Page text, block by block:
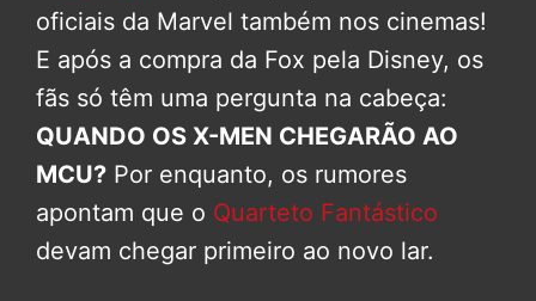
oficiais da Marvel também nos cinemas!
E após a compra da Fox pela Disney, os
fãs só têm uma pergunta na cabeça:
QUANDO OS X-MEN CHEGARÃO AO
MCU? Por enquanto, os rumores
apontam que o Quarteto Fantástico
devam chegar primeiro ao novo lar.